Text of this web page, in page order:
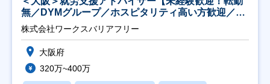
無／DYMグループ／ホスピタリティ高い方歓迎／土
日祝】
株式会社ワークスバリアフリー
大阪府
320万~400万